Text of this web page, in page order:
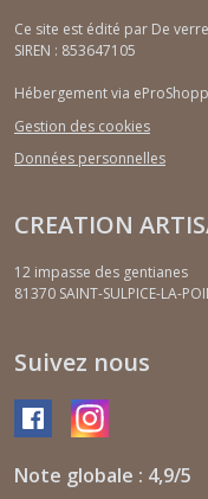
Ce site est édité par De
SIREN : 853647105
Hébergement via
Gestion des cookies
Données personnelles
CREATION
12 impasse des gentianes
81370 SAINT-SULPICE-LA-
Suivez nous
Note globale : 4,9/5